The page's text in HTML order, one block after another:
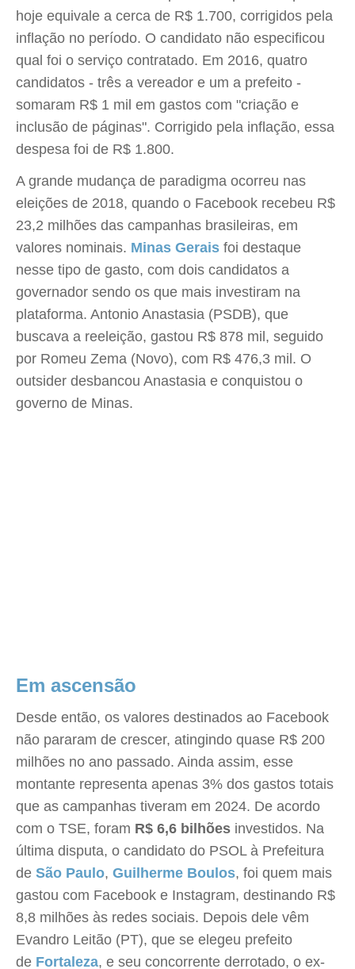
hoje equivale a cerca de R$ 1.700, corrigidos pela
inflação no período. O candidato não especificou
qual foi o serviço contratado. Em 2016, quatro
candidatos - três a vereador e um a prefeito -
somaram R$ 1 mil em gastos com "criação e
inclusão de páginas". Corrigido pela inflação, essa
despesa foi de R$ 1.800.
A grande mudança de paradigma ocorreu nas
eleições de 2018, quando o Facebook recebeu R$
23,2 milhões das campanhas brasileiras, em
valores nominais. Minas Gerais foi destaque
nesse tipo de gasto, com dois candidatos a
governador sendo os que mais investiram na
plataforma. Antonio Anastasia (PSDB), que
buscava a reeleição, gastou R$ 878 mil, seguido
por Romeu Zema (Novo), com R$ 476,3 mil. O
outsider desbancou Anastasia e conquistou o
governo de Minas.
Em ascensão
Desde então, os valores destinados ao Facebook
não pararam de crescer, atingindo quase R$ 200
milhões no ano passado. Ainda assim, esse
montante representa apenas 3% dos gastos totais
que as campanhas tiveram em 2024. De acordo
com o TSE, foram R$ 6,6 bilhões investidos. Na
última disputa, o candidato do PSOL à Prefeitura
de São Paulo, Guilherme Boulos, foi quem mais
gastou com Facebook e Instagram, destinando R$
8,8 milhões às redes sociais. Depois dele vêm
Evandro Leitão (PT), que se elegeu prefeito
de Fortaleza, e seu concorrente derrotado, o ex-